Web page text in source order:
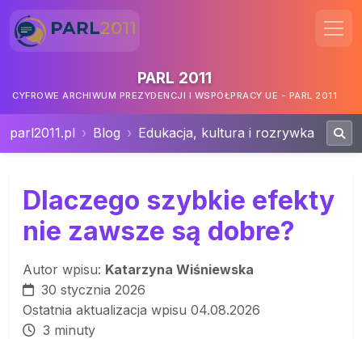
PARL 2011
CYFROWE ARCHIWUM PREZYDENCJI I WSPÓŁPRACY UE - PARL 2011
parl2011.pl Blog Edukacja, kultura i rozrywka
Dlaczego szybkie efekty
nie zawsze są dobre?
Autor wpisu: Katarzyna Wiśniewska
30 stycznia 2026
Ostatnia aktualizacja wpisu 04.08.2026
3 minuty